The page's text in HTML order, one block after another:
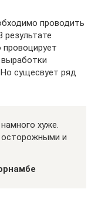
проводить
Но сущесвует ряд
хуже.
и